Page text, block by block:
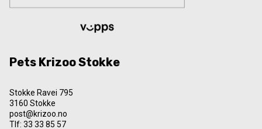
Pets Krizoo Stokke
Stokke Ravei 795
3160 Stokke
post@krizoo.no
Tlf: 33 33 85 57